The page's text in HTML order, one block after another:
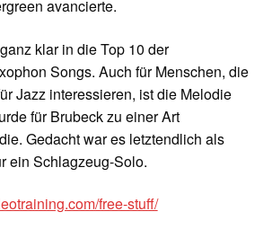
avancierte.
klar in die Top 10 der
Songs. Auch für Menschen, die
Jazz interessieren, ist die Melodie
für Brubeck zu einer Art
Gedacht war es letztendlich als
ein Schlagzeug-Solo.
free-stuff/